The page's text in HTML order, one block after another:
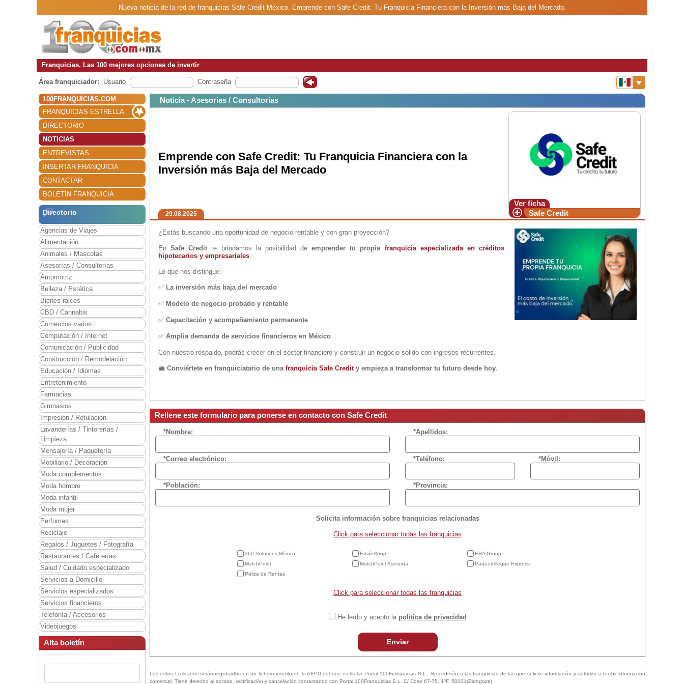
Nueva noticia de la red de franquicias Safe Credit México. Emprende con Safe Credit: Tu Franquicia Financiera con la Inversión más Baja del Mercado.
Franquicias. Las 100 mejores opciones de invertir
Área franquiciador: Usuario Contraseña
100FRANQUICIAS.COM
FRANQUICIAS ESTRELLA
DIRECTORIO
NOTICIAS
ENTREVISTAS
INSERTAR FRANQUICIA
CONTACTAR
BOLETÍN FRANQUICIA
Directorio
Agencias de Viajes
Alimentación
Animales / Mascotas
Asesorías / Consultorías
Automotriz
Belleza / Estética
Bienes raices
CBD / Cannabis
Comercios varios
Computación / Internet
Comunicación / Publicidad
Construcción / Remodelación
Educación / Idiomas
Entretenimiento
Farmacias
Gimnasios
Impresión / Rotulación
Lavanderías / Tintorerías /
Limpieza
Mensajería / Paquetería
Mobiliario / Decoración
Moda complementos
Moda hombre
Moda infantil
Moda mujer
Perfumes
Reciclaje
Regalos / Juguetes / Fotografía
Restaurantes / Cafeterías
Salud / Cuidado especializado
Servicios a Domicilio
Servicios especializados
Servicios financieros
Telefonía / Accesorios
Videojuegos
Alta boletín
Noticia - Asesorías / Consultorías
Ver ficha
Safe Credit
Emprende con Safe Credit: Tu Franquicia Financiera con la
Inversión más Baja del Mercado
29.08.2025
¿Estás buscando una oportunidad de negocio rentable y con gran proyección?
EnSafe Credit te brindamos la posibilidad deemprender tu propia franquicia especializada en créditos
hipotecarios y empresariales.
Lo que nos distingue:
✅ La inversión más baja del mercado
✅ Modelo de negocio probado y rentable
✅ Capacitación y acompañamiento permanente
✅ Amplia demanda de servicios financieros en México
Con nuestro respaldo, podrás crecer en el sector financiero y construir un negocio sólido con ingresos recurrentes.
💼 Conviértete en franquiciatario de una franquicia Safe Credity empieza a transformar tu futuro desde hoy.
Rellene este formulario para ponerse en contacto con Safe Credit
*Nombre: *Apellidos:
*Correo electrónico: *Teléfono: *Móvil:
*Población: *Provincia:
Solicita información sobre franquicias relacionadas
Click para seleccionar todas las franquicias
360 Solutions México EnvíoShop
ERA Group
MatchPoint
MatchPoint Asesoría
Paquetellegue Express
Póliza de Rentas
Click para seleccionar todas las franquicias
He leído y acepto la política de privacidad
Enviar
Los datos facilitados serán registrados en un fichero inscrito en la AEPD del que es titular Portal 100Franquicias S.L.. Se cederán a las franquicias de las que solicite información y autoriza a recibir información
comercial. Tiene derecho al acceso, rectificación y cancelación contactando con Portal 100Franquicias S.L. C/ Coso 67-75, 4ºF, 50001(Zaragoza).